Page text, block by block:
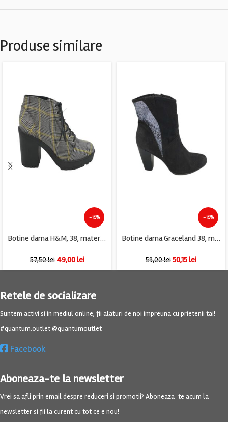
Produse similare
-15%
Botine dama H&M, 38, material textil, gri
57,50lei 49,00lei
-15%
Botine dama Graceland 38, material textil, negru
59,00lei50,15lei
Retele de socializare
Suntem activi si in mediul online, fii alaturi de noi impreuna cu prietenii tai!
#quantum.outlet @quantumoutlet
Facebook
Aboneaza-te la newsletter
Vrei sa afli prin email despre reduceri si promotii? Aboneaza-te acum la
newsletter si fii la curent cu tot ce e nou!